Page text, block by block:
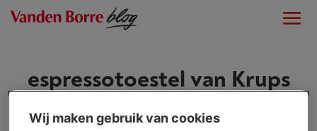
espressotoestel van Krups
Wij maken gebruik van cookies